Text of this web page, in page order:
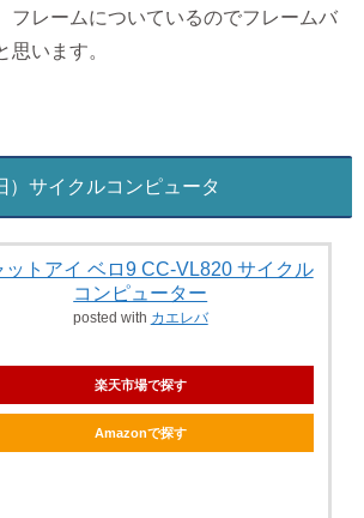
フレームについているのでフレームバ
思います。
）サイクルコンピュータ
ットアイ ベロ9 CC-VL820 サイクル
コンピューター
posted with カエレバ
楽天市場で探す
Amazonで探す